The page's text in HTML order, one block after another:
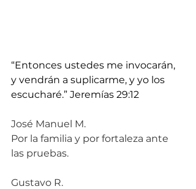
“Entonces ustedes me invocarán,
y vendrán a suplicarme, y yo los
escucharé.” Jeremías 29:12
José Manuel M.
Por la familia y por fortaleza ante
las pruebas.
Gustavo R.